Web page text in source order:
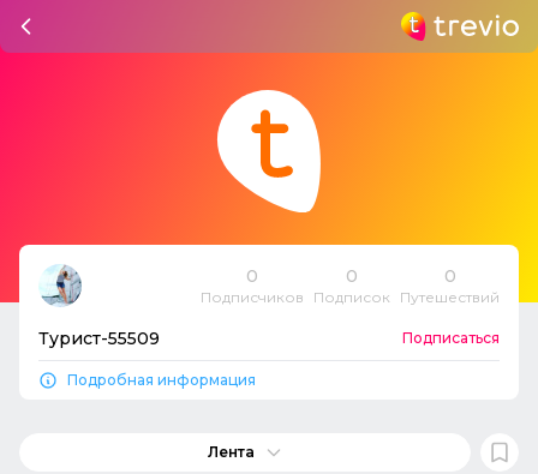
0
Подписчиков
0
Подписок
0
Путешествий
Турист-55509 Подписаться
Подробная информация
Лента